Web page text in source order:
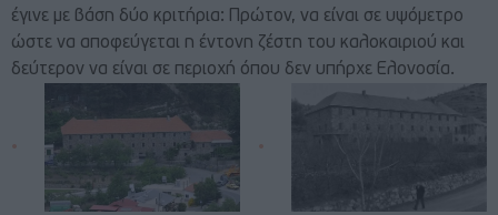
έγινε με βάση δύο κριτήρια: Πρώτον, να είναι σε υψόμετρο
ώστε να αποφεύγεται η έντονη ζέστη του καλοκαιριού και
δεύτερον να είναι σε περιοχή όπου δεν υπήρχε Ελονοσία.